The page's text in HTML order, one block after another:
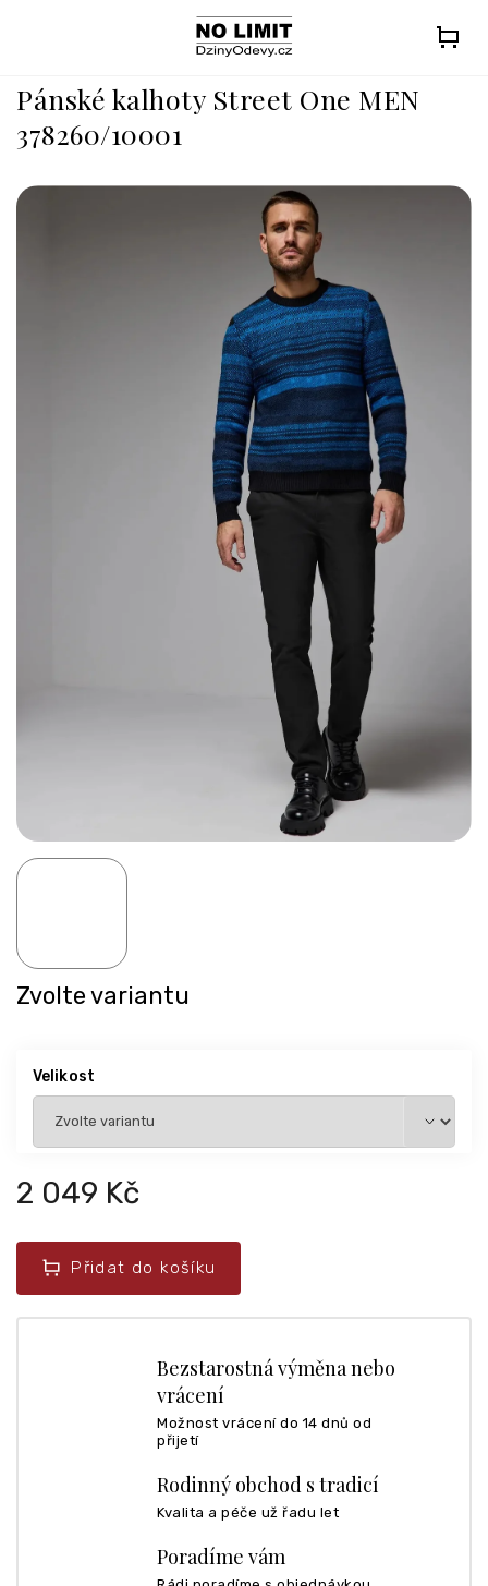
Pánské kalhoty Street One MEN
378260/10001
2 049 Kč
Zvolte variantu
Velikost
Přidat do košíku
Bezstarostná výměna nebo
vrácení
Možnost vrácení do 14 dnů od
přijetí
Rodinný obchod s tradicí
Kvalita a péče už řadu let
Poradíme vám